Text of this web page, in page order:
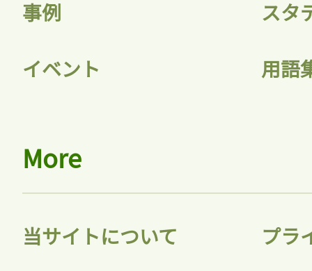
記事をお気に入りに
会員登録
事例 スタ
イベント 用語
More
当サイトについて プラ